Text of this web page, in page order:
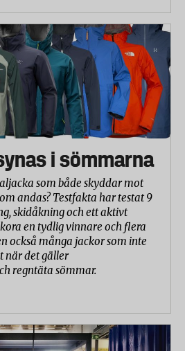
i sömmarna
som både skyddar mot
andas? Testfakta har testat 9
skidåkning och ett aktivt
en tydlig vinnare och flera
också många jackor som inte
när det gäller
regntäta sömmar.